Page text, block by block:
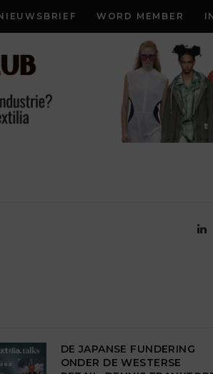
WORD MEMBER
DE JAPANSE FUNDERING
ONDER DE WESTERSE